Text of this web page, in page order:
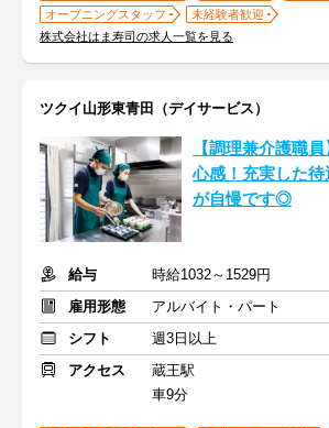
オープニングスタッフ
未経験者歓迎
株式会社はま寿司の求人一覧を見る
ツクイ山形東青田（デイサービス）
【調理兼介護職
心感！充実した
が自慢です◎
給与
時給1032～1529円
雇用形態
アルバイト・パート
シフト
週3日以上
アクセス
蔵王駅
車9分